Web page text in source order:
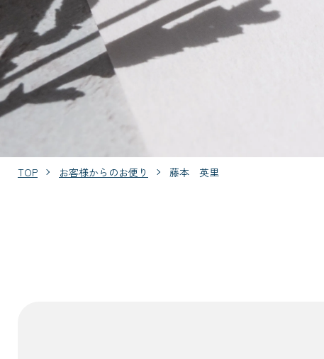
TOP お客様からのお便り 藤本 英里